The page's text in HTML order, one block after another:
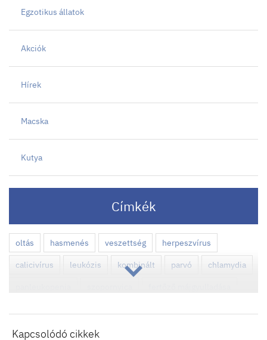
Egzotikus állatok
Akciók
Hírek
Macska
Kutya
Címkék
oltás hasmenés veszettség herpeszvírus
calicivírus leukózis kombinált parvó chlamydia
szúnyog szűrővizsgálat
Kapcsolódó cikkek